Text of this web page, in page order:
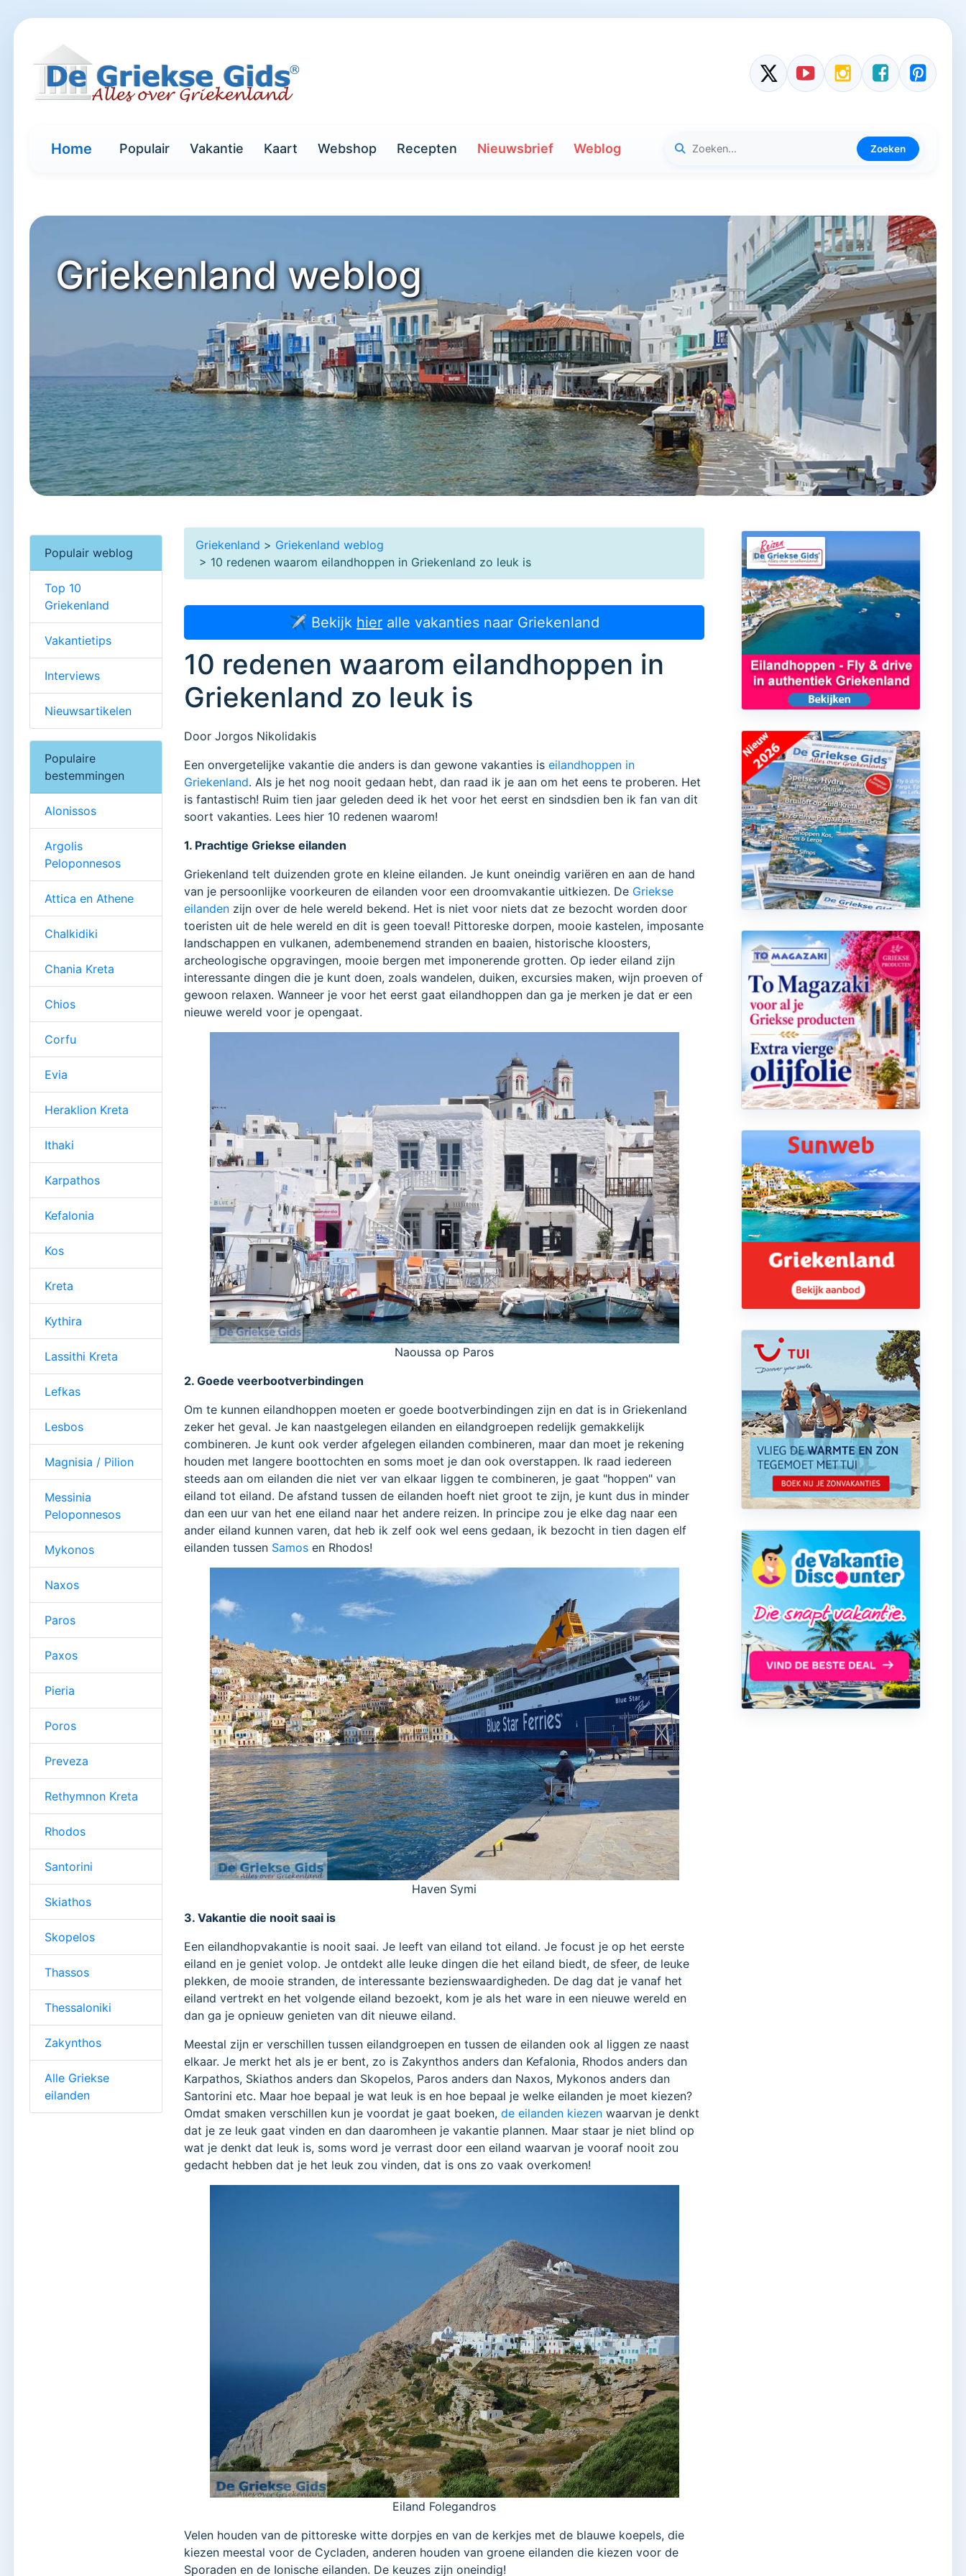
Home Populair Vakantie Kaart Webshop Recepten Nieuwsbrief Weblog Zoeken
Griekenland weblog
Griekenland > Griekenland weblog
> 10 redenen waarom eilandhoppen in Griekenland zo leuk is
✈ Bekijk hier alle vakanties naar Griekenland
10 redenen waarom eilandhoppen in
Griekenland zo leuk is
Door Jorgos Nikolidakis
Een onvergetelijke vakantie die anders is dan gewone vakanties iseilandhoppen in
Griekenland. Als je het nog nooit gedaan hebt, dan raad ik je aan om het eens te proberen. Het
is fantastisch! Ruim tien jaar geleden deed ik het voor het eerst en sindsdien ben ik fan van dit
soort vakanties. Lees hier 10 redenen waarom!
1. Prachtige Griekse eilanden
Griekenland telt duizenden grote en kleine eilanden. Je kunt oneindig variëren en aan de hand
van je persoonlijke voorkeuren de eilanden voor een droomvakantie uitkiezen. De Griekse
eilanden zijn over de hele wereld bekend. Het is niet voor niets dat ze bezocht worden door
toeristen uit de hele wereld en dit is geen toeval! Pittoreske dorpen, mooie kastelen, imposante
landschappen en vulkanen, adembenemend stranden en baaien, historische kloosters,
archeologische opgravingen, mooie bergen met imponerende grotten. Op ieder eiland zijn
interessante dingen die je kunt doen, zoals wandelen, duiken, excursies maken, wijn proeven of
gewoon relaxen. Wanneer je voor het eerst gaat eilandhoppen dan ga je merken je dat er een
nieuwe wereld voor je opengaat.
Naoussa op Paros
2. Goede veerbootverbindingen
Om te kunnen eilandhoppen moeten er goede bootverbindingen zijn en dat is in Griekenland
zeker het geval. Je kan naastgelegen eilanden en eilandgroepen redelijk gemakkelijk
combineren. Je kunt ook verder afgelegen eilanden combineren, maar dan moet je rekening
houden met langere boottochten en soms moet je dan ook overstappen. Ik raad iedereen
steeds aan om eilanden die niet ver van elkaar liggen te combineren, je gaat "hoppen" van
eiland tot eiland. De afstand tussen de eilanden hoeft niet groot te zijn, je kunt dus in minder
dan een uur van het ene eiland naar het andere reizen. In principe zou je elke dag naar een
ander eiland kunnen varen, dat heb ik zelf ook wel eens gedaan, ik bezocht in tien dagen elf
eilanden tussen Samos en Rhodos!
Haven Symi
3. Vakantie die nooit saai is
Een eilandhopvakantie is nooit saai. Je leeft van eiland tot eiland. Je focust je op het eerste
eiland en je geniet volop. Je ontdekt alle leuke dingen die het eiland biedt, de sfeer, de leuke
plekken, de mooie stranden, de interessante bezienswaardigheden. De dag dat je vanaf het
eiland vertrekt en het volgende eiland bezoekt, kom je als het ware in een nieuwe wereld en
dan ga je opnieuw genieten van dit nieuwe eiland.
Meestal zijn er verschillen tussen eilandgroepen en tussen de eilanden ook al liggen ze naast
elkaar. Je merkt het als je er bent, zo is Zakynthos anders dan Kefalonia, Rhodos anders dan
Karpathos, Skiathos anders dan Skopelos, Paros anders dan Naxos, Mykonos anders dan
Santorini etc. Maar hoe bepaal je wat leuk is en hoe bepaal je welke eilanden je moet kiezen?
Omdat smaken verschillen kun je voordat je gaat boeken,de eilanden kiezen waarvan je denkt
dat je ze leuk gaat vinden en dan daaromheen je vakantie plannen. Maar staar je niet blind op
wat je denkt dat leuk is, soms word je verrast door een eiland waarvan je vooraf nooit zou
gedacht hebben dat je het leuk zou vinden, dat is ons zo vaak overkomen!
Eiland Folegandros
Velen houden van de pittoreske witte dorpjes en van de kerkjes met de blauwe koepels, die
kiezen meestal voor de Cycladen, anderen houden van groene eilanden die kiezen voor de
Sporaden en de Ionische eilanden. De keuzes zijn oneindig!
Populair weblog
Top 10
Griekenland
Vakantietips
Interviews
Nieuwsartikelen
Populaire
bestemmingen
Alonissos
Argolis
Peloponnesos
Attica en Athene
Chalkidiki
Chania Kreta
Chios
Corfu
Evia
Heraklion Kreta
Ithaki
Karpathos
Kefalonia
Kos
Kreta
Kythira
Lassithi Kreta
Lefkas
Lesbos
Magnisia / Pilion
Messinia
Peloponnesos
Mykonos
Naxos
Paros
Paxos
Pieria
Poros
Preveza
Rethymnon Kreta
Rhodos
Santorini
Skiathos
Skopelos
Thassos
Thessaloniki
Zakynthos
Alle Griekse
eilanden